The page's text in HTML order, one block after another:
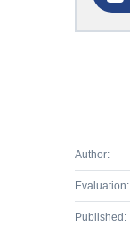
Author:
Evaluation:
Published: